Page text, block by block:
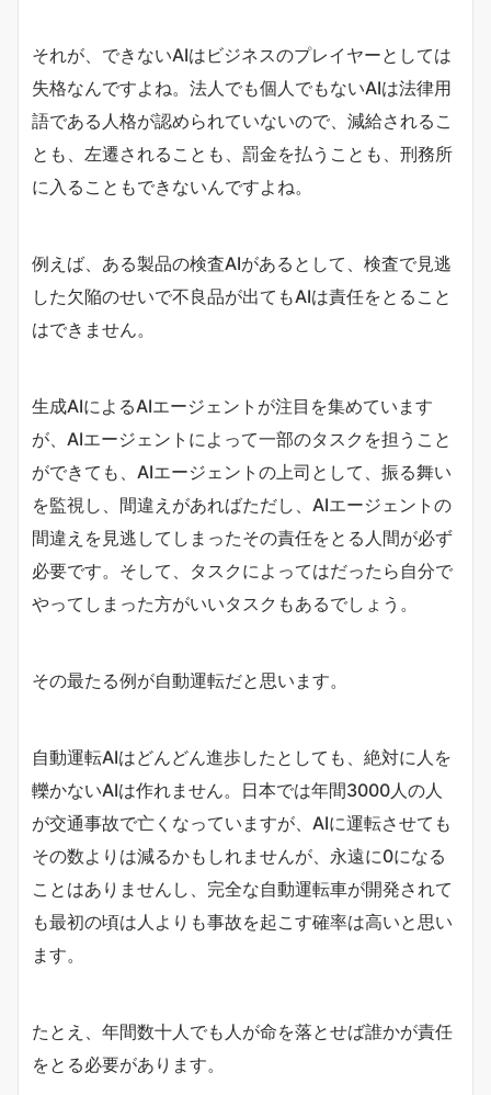
それが、できないAIはビジネスのプレイヤーとしては
失格なんですよね。法人でも個人でもないAIは法律用
語である人格が認められていないので、減給されるこ
とも、左遷されることも、罰金を払うことも、刑務所
に入ることもできないんですよね。
例えば、ある製品の検査AIがあるとして、検査で見逃
した欠陥のせいで不良品が出てもAIは責任をとること
はできません。
生成AIによるAIエージェントが注目を集めています
が、AIエージェントによって一部のタスクを担うこと
ができても、AIエージェントの上司として、振る舞い
を監視し、間違えがあればただし、AIエージェントの
間違えを見逃してしまったその責任をとる人間が必ず
必要です。そして、タスクによってはだったら自分で
やってしまった方がいいタスクもあるでしょう。
その最たる例が自動運転だと思います。
自動運転AIはどんどん進歩したとしても、絶対に人を
轢かないAIは作れません。日本では年間3000人の人
が交通事故で亡くなっていますが、AIに運転させても
その数よりは減るかもしれませんが、永遠に0になる
ことはありませんし、完全な自動運転車が開発されて
も最初の頃は人よりも事故を起こす確率は高いと思い
ます。
たとえ、年間数十人でも人が命を落とせば誰かが責任
をとる必要があります。